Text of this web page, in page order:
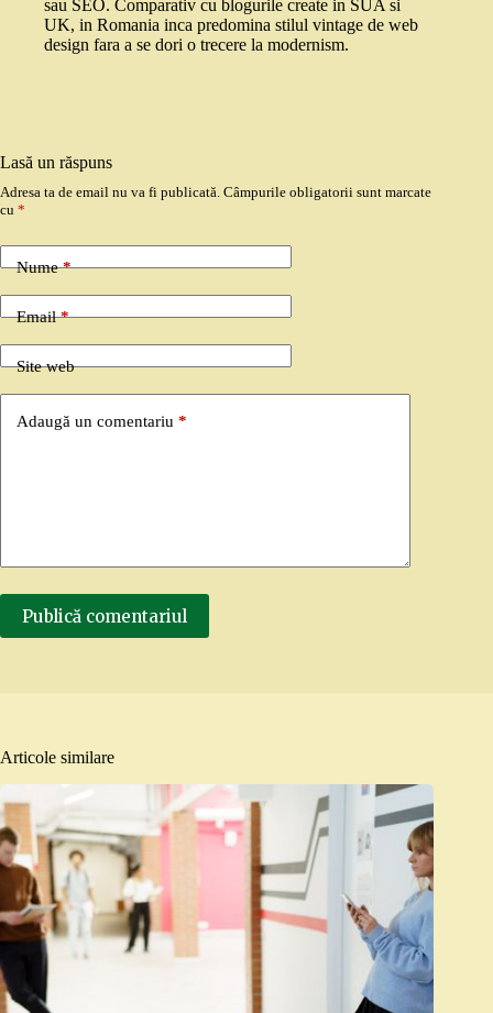
sau SEO. Comparativ cu blogurile create in SUA si
UK, in Romania inca predomina stilul vintage de web
design fara a se dori o trecere la modernism.
Lasă un răspuns
Adresa ta de email nu va fi publicată. Câmpurile obligatorii sunt marcate
cu *
Nume*
Email*
Site web
Adaugă un comentariu *
Publică comentariul
Articole similare